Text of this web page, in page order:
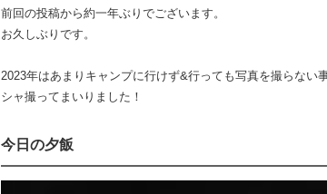
前回の投稿から約一年ぶりでございます。
お久しぶりです。
2023年はあまりキャンプに行けず&行っても写真を撮らな
シャ撮ってまいりました！
今日の夕飯